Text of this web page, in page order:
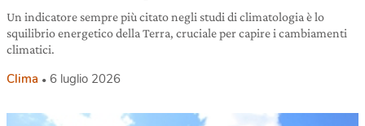
Un indicatore sempre più citato negli studi di climatologia è lo
squilibrio energetico della Terra, cruciale per capire i cambiamenti
climatici.
Clima 6 luglio 2026